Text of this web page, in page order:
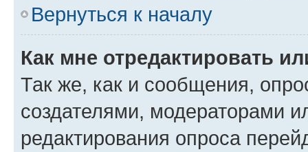
Вернуться к началу
Как мне отредактировать
Так же, как и сообщения,
создателями, модераторами
редактирования опроса